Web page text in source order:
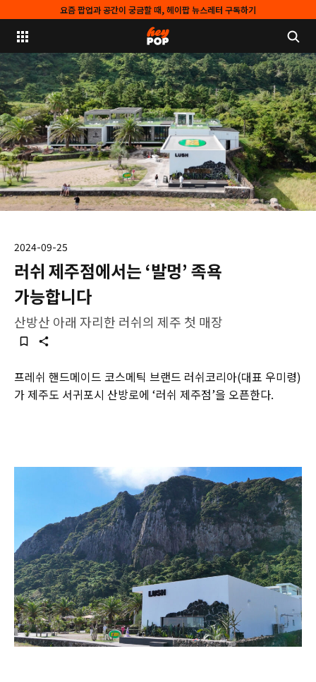
요즘 팝업과 공간이 궁금할 때, 헤이팝 뉴스레터 구독하기
2024-09-25
러쉬 제주점에서는 ‘발멍’ 족욕
가능합니다
산방산 아래 자리한 러쉬의 제주 첫 매장
프레쉬 핸드메이드 코스메틱 브랜드 러쉬코리아(대표 우미령)
가 제주도 서귀포시 산방로에 ‘러쉬 제주점’을 오픈한다.